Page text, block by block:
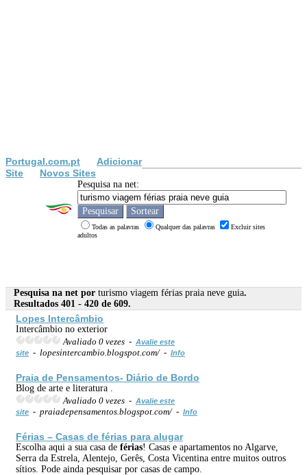
Portugal.com.pt
Adicionar
Site
Novos Sites
Pesquisa na net:
Todas as palavras Qualquer das palavras
Excluir sites
adultos
Pesquisa na net por turismo viagem férias praia neve guia.
Resultados 401 - 420 de 609.
Lopes Intercâmbio
Intercâmbio no exterior
Avaliado 0 vezes - Avalie este
site - lopesintercambio.blogspot.com/ - Info
Praia de Pensamentos- Diário de Bordo
Blog de arte e literatura .
Avaliado 0 vezes - Avalie este
site - praiadepensamentos.blogspot.com/ - Info
Férias – Casas de férias para alugar
Escolha aqui a sua casa de férias! Casas e apartamentos no Algarve,
Serra da Estrela, Alentejo, Gerês, Costa Vicentina entre muitos outros
sítios. Pode ainda pesquisar por casas de campo.